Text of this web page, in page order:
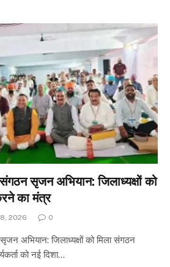
सृजन अभियान: जिलाध्यक्षों को
का मंत्र
2026 0
अभियान: जिलाध्यक्षों को मिला संगठन
को नई दिशा…